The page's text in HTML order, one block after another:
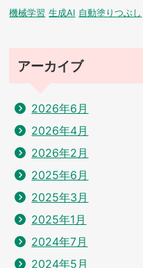
機械学習 生成AI 自動塗りつぶし
アーカイブ
2026年6月
2026年4月
2026年2月
2025年6月
2025年3月
2025年1月
2024年7月
2024年5月